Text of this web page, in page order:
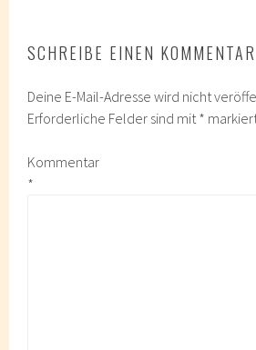
SCHREIBE EINEN KOMMENTAR
Deine E-Mail-Adresse wird nicht
Erforderliche Felder sind mit*
Kommentar
*